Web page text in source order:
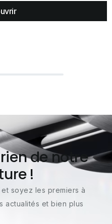
de notre
!
soyez les premiers à
actualités et bien plus